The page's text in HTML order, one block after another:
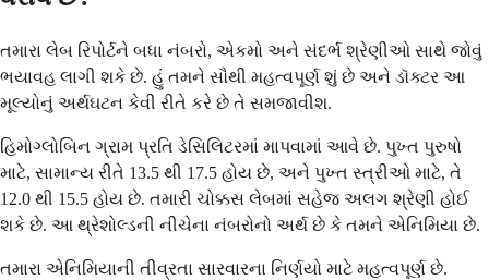
તમારા લેબ રિપોર્ટને બધા નંબરો, એકમો અને સંદર્ભ શ્રેણીઓ સાથે જોવું
ભયાવહ લાગી શકે છે. હું તમને સૌથી મહત્વપૂર્ણ શું છે અને ડૉક્ટર આ
મૂલ્યોનું અર્થઘટન કેવી રીતે કરે છે તે સમજાવીશ.
હિમોગ્લોબિન ગ્રામ પ્રતિ ડેસિલિટરમાં માપવામાં આવે છે. પુખ્ત પુરુષો
માટે, સામાન્ય રીતે 13.5 થી 17.5 હોય છે, અને પુખ્ત સ્ત્રીઓ માટે, તે
12.0 થી 15.5 હોય છે. તમારી ચોક્કસ લેબમાં સહેજ અલગ શ્રેણી હોઈ
શકે છે. આ થ્રેશોલ્ડની નીચેના નંબરોનો અર્થ છે કે તમને એનિમિયા છે.
તમારા એનિમિયાની તીવ્રતા સારવારના નિર્ણયો માટે મહત્વપૂર્ણ છે.